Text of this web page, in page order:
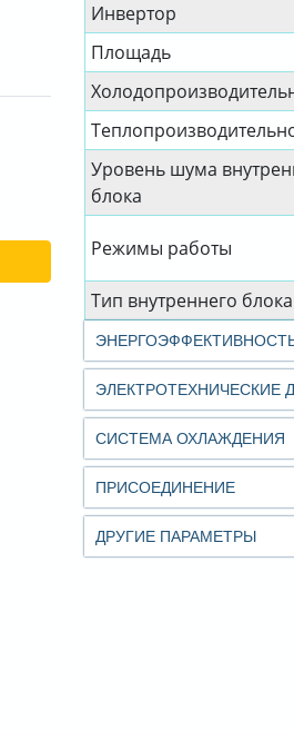
Инвертор
Площадь
Уровень шума
блока
Режимы работы
Тип внутреннего блока
ЭЛЕКТРОТЕХНИЧЕСКИЕ
СИСТЕМА ОХЛАЖДЕНИЯ
ПРИСОЕДИНЕНИЕ
ДРУГИЕ ПАРАМЕТРЫ